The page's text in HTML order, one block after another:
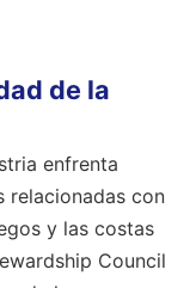
de la
enfrenta
relacionadas con
y las costas
Council